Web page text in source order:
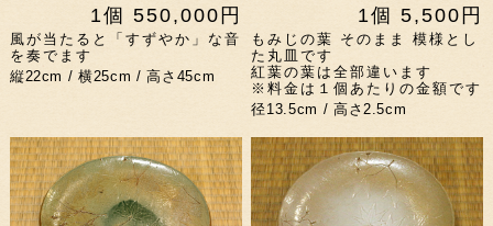
1個 550,000円
風が当たると「すずやか」な音
を奏でます
縦22cm / 横25cm / 高さ45cm
1個 5,500円
もみじの葉 そのまま 模様とし
た丸皿です
紅葉の葉は全部違います
※料金は１個あたりの金額です
径13.5cm / 高さ2.5cm